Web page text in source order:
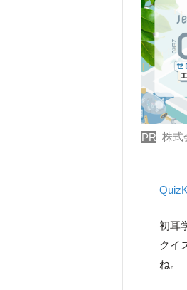
PR 株式
初耳
クイ
ね。